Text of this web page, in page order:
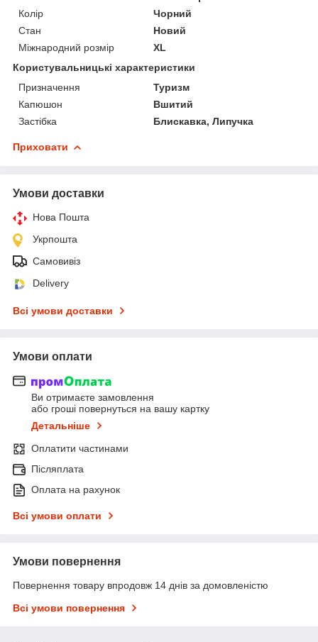
Колір
Чорний
Стан
Новий
Міжнародний розмір
XL
Користувальницькі характеристики
Призначення
Туризм
Капюшон
Вшитий
Застібка
Блискавка, Липучка
Приховати
Умови доставки
Нова Пошта
Укрпошта
Самовивіз
Delivery
Всі умови доставки
Умови оплати
Ви отримаєте замовлення
або гроші повернуться на вашу картку
Детальніше
Оплатити частинами
Післяплата
Оплата на рахунок
Всі умови оплати
Умови повернення
Повернення товару впродовж 14 днів за домовленістю
Всі умови повернення